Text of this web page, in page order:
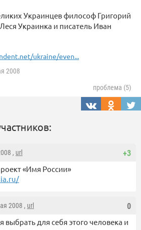
Украинцев философ Григорий
Украинка и писатель Иван
ukraine/even...
2008
проблема (5)
+3
, url
«Имя России»
0
2008 , url
выбрать для себя этого человека и